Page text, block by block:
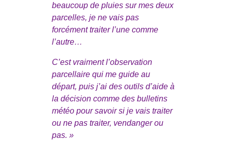
beaucoup de pluies sur mes deux
parcelles, je ne vais pas
forcément traiter l’une comme
l’autre…
C’est vraiment l’observation
parcellaire qui me guide au
départ, puis j’ai des outils d’aide à
la décision comme des bulletins
météo pour savoir si je vais traiter
ou ne pas traiter, vendanger ou
pas. »